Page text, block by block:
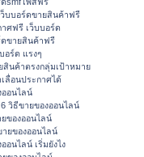
ว็บบอร์ดขายสินค้าฟรี
าศฟรี เว็บบอร์ด
ดขายสินค้าฟรี
อร์ด แรงๆ
สินค้าตรงกลุ่มเป้าหมาย
ลื่อนประกาศได้
ออนไลน์
วิธีขายของออนไลน์
ยของออนไลน์
ายของออนไลน์
อนไลน์ เริ่มยังไง